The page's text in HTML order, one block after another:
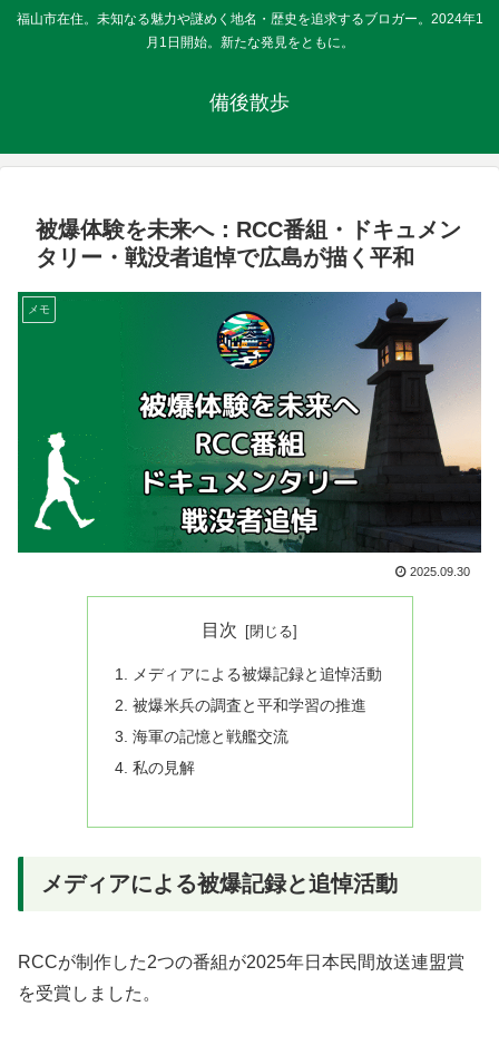
福山市在住。未知なる魅力や謎めく地名・歴史を追求するブロガー。2024年1
月1日開始。新たな発見をともに。
備後散歩
被爆体験を未来へ：RCC番組・ドキュメン
タリー・戦没者追悼で広島が描く平和
メモ
2025.09.30
目次
メディアによる被爆記録と追悼活動
被爆米兵の調査と平和学習の推進
海軍の記憶と戦艦交流
私の見解
メディアによる被爆記録と追悼活動
RCCが制作した2つの番組が2025年日本民間放送連盟賞
を受賞しました。